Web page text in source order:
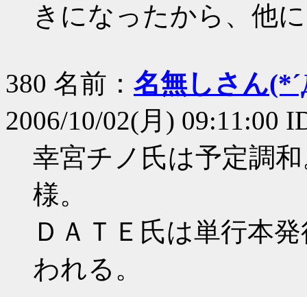
きになったから、他
380 名前： 名無しさん
2006/10/02(月) 09:11:00
幸宮チノ氏は予定調
様。
ＤＡＴＥ氏は単行本
われる。